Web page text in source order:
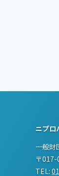
ニプロ
一般財
〒017-
TEL: